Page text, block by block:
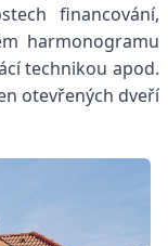
financování,
harmonogramu
technikou apod.
otevřených dveří